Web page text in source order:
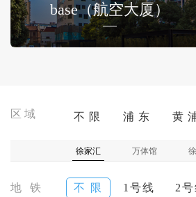
base（航空大厦）
区域 不 限 浦 东 黄
徐家汇 万体馆
地 铁 不 限 1号线 2号